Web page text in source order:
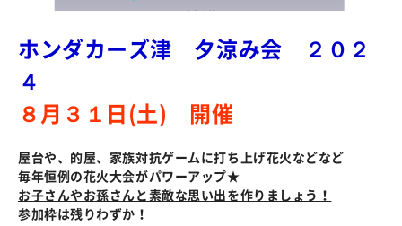
ホンダカーズ津 夕涼み会 ２０２
４
８月３１日(土) 開催
屋台や、的屋、家族対抗ゲームに打ち上げ花火などなど
毎年恒例の花火大会がパワーアップ★
お子さんやお孫さんと素敵な思い出を作りましょう！
参加枠は残りわずか！